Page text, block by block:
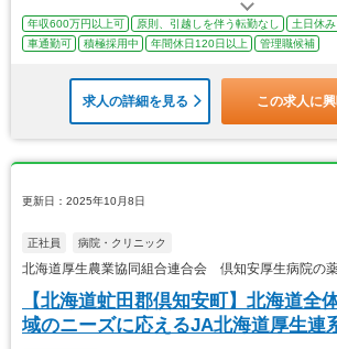
年収600万円以上可 原則、引越しを伴う転勤なし
土日休み
車通勤可
積極採用中 年間休日120日以上 管理職候補
求人の詳細を見る この求人に
更新日：2025年10月8日
正社員 病院・クリニック
北海道厚生農業協同組合連合会 倶知安厚生病院の
【北海道虻田郡倶知安町】北海道全
域のニーズに応えるJA北海道厚生連